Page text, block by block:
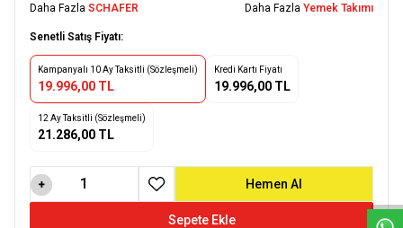
Daha Fazla SCHAFER Daha Fazla Yemek Takımı
Senetli Satış Fiyatı:
Kampanyalı 10 Ay Taksitli (Sözleşmeli)
19.996,00 TL
Kredi Kartı Fiyatı
19.996,00 TL
12 Ay Taksitli (Sözleşmeli)
21.286,00 TL
Sepete Ekle
Hemen Al
Favoriye Ekle